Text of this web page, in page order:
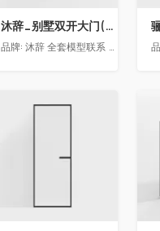
沐辞_别墅双开大门(中型)(漏光加厚度)
品牌: 沐辞 全套模型联系 Vx:Muci0003
收藏